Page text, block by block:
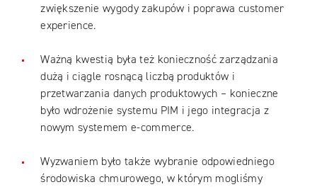
zwiększenie wygody zakupów i poprawa customer
experience.
Ważną kwestią była też konieczność zarządzania
dużą i ciągle rosnącą liczbą produktów i
przetwarzania danych produktowych – konieczne
było wdrożenie systemu PIM i jego integracja z
nowym systemem e-commerce.
Wyzwaniem było także wybranie odpowiedniego
środowiska chmurowego, w którym mogliśmy